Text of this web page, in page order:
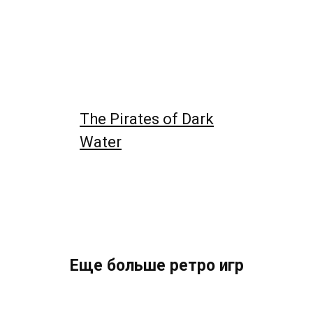
The Pirates of Dark
Water
Еще больше ретро игр